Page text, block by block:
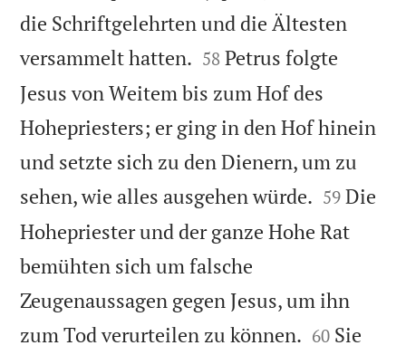
die Schriftgelehrten und die Ältesten
versammelt hatten. 

58 Petrus folgte
Jesus von Weitem bis zum Hof des
Hohepriesters; er ging in den Hof hinein
und setzte sich zu den Dienern, um zu
sehen, wie alles ausgehen würde. 

59 Die
Hohepriester und der ganze Hohe Rat
bemühten sich um falsche
Zeugenaussagen gegen Jesus, um ihn
zum Tod verurteilen zu können. 

60 Sie